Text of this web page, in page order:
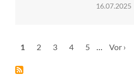
16.07.2025
Aktuelle
1 Seite
2 Seite
3 Seite
4 Seite
5 …
Nächste
Vor ›